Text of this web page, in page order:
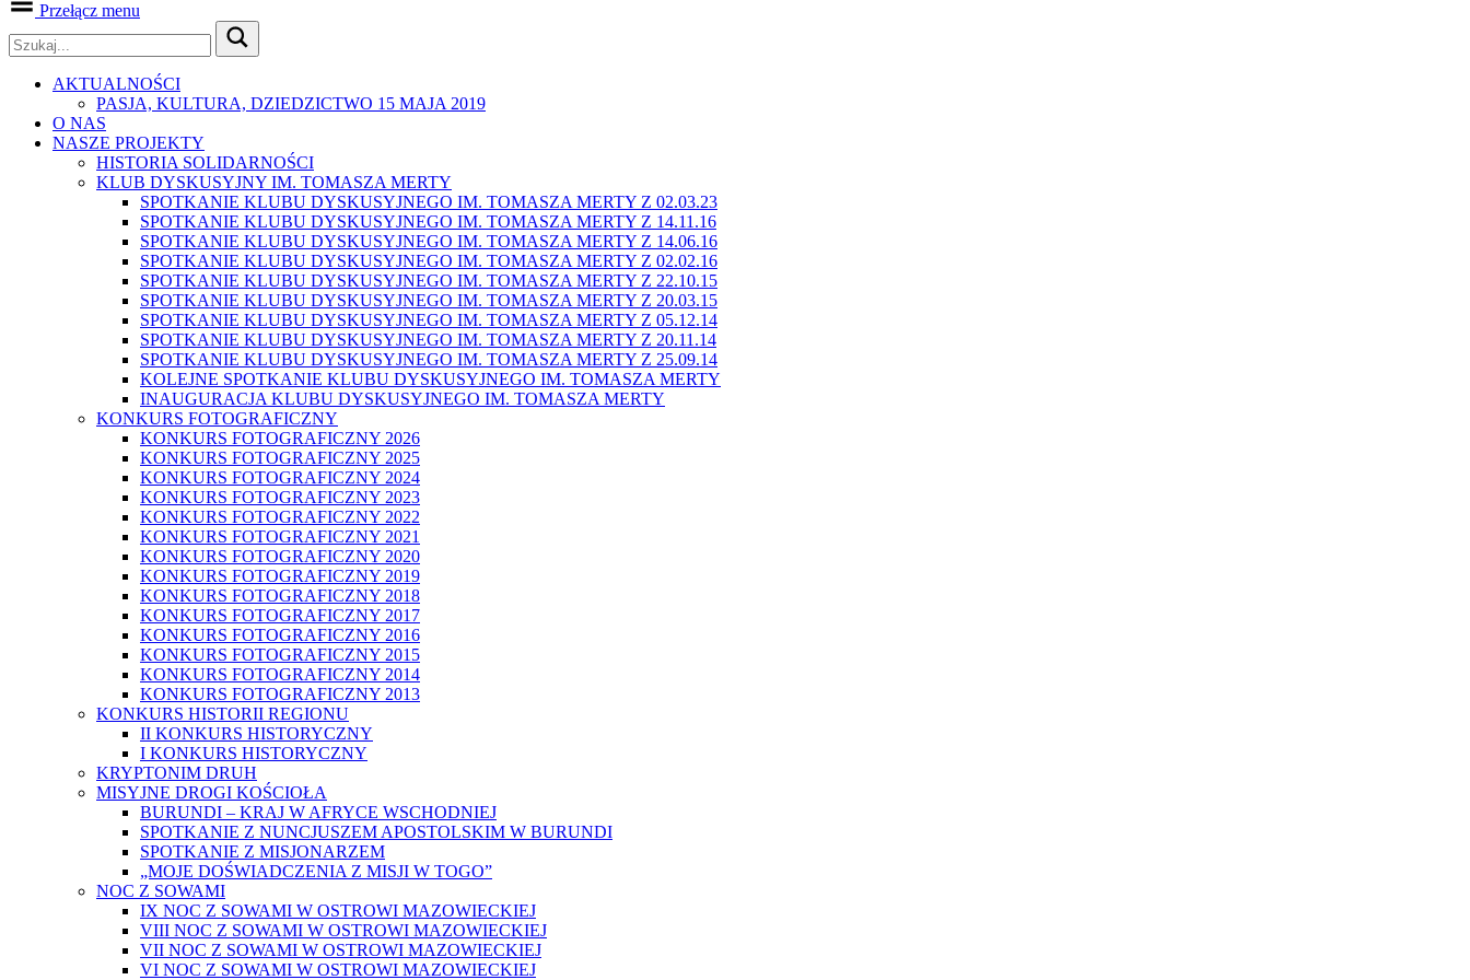
Przełącz menu
AKTUALNOŚCI
PASJA, KULTURA, DZIEDZICTWO 15 MAJA 2019
O NAS
NASZE PROJEKTY
HISTORIA SOLIDARNOŚCI
KLUB DYSKUSYJNY IM. TOMASZA MERTY
SPOTKANIE KLUBU DYSKUSYJNEGO IM. TOMASZA MERTY Z 02.03.23
SPOTKANIE KLUBU DYSKUSYJNEGO IM. TOMASZA MERTY Z 14.11.16
SPOTKANIE KLUBU DYSKUSYJNEGO IM. TOMASZA MERTY Z 14.06.16
SPOTKANIE KLUBU DYSKUSYJNEGO IM. TOMASZA MERTY Z 02.02.16
SPOTKANIE KLUBU DYSKUSYJNEGO IM. TOMASZA MERTY Z 22.10.15
SPOTKANIE KLUBU DYSKUSYJNEGO IM. TOMASZA MERTY Z 20.03.15
SPOTKANIE KLUBU DYSKUSYJNEGO IM. TOMASZA MERTY Z 05.12.14
SPOTKANIE KLUBU DYSKUSYJNEGO IM. TOMASZA MERTY Z 20.11.14
SPOTKANIE KLUBU DYSKUSYJNEGO IM. TOMASZA MERTY Z 25.09.14
KOLEJNE SPOTKANIE KLUBU DYSKUSYJNEGO IM. TOMASZA MERTY
INAUGURACJA KLUBU DYSKUSYJNEGO IM. TOMASZA MERTY
KONKURS FOTOGRAFICZNY
KONKURS FOTOGRAFICZNY 2026
KONKURS FOTOGRAFICZNY 2025
KONKURS FOTOGRAFICZNY 2024
KONKURS FOTOGRAFICZNY 2023
KONKURS FOTOGRAFICZNY 2022
KONKURS FOTOGRAFICZNY 2021
KONKURS FOTOGRAFICZNY 2020
KONKURS FOTOGRAFICZNY 2019
KONKURS FOTOGRAFICZNY 2018
KONKURS FOTOGRAFICZNY 2017
KONKURS FOTOGRAFICZNY 2016
KONKURS FOTOGRAFICZNY 2015
KONKURS FOTOGRAFICZNY 2014
KONKURS FOTOGRAFICZNY 2013
KONKURS HISTORII REGIONU
II KONKURS HISTORYCZNY
I KONKURS HISTORYCZNY
KRYPTONIM DRUH
MISYJNE DROGI KOŚCIOŁA
BURUNDI – KRAJ W AFRYCE WSCHODNIEJ
SPOTKANIE Z NUNCJUSZEM APOSTOLSKIM W BURUNDI
SPOTKANIE Z MISJONARZEM
„MOJE DOŚWIADCZENIA Z MISJI W TOGO”
NOC Z SOWAMI
IX NOC Z SOWAMI W OSTROWI MAZOWIECKIEJ
VIII NOC Z SOWAMI W OSTROWI MAZOWIECKIEJ
VII NOC Z SOWAMI W OSTROWI MAZOWIECKIEJ
VI NOC Z SOWAMI W OSTROWI MAZOWIECKIEJ